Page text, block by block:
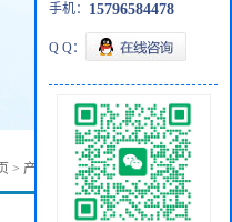
> 产品展厅 >无机化工
手机： 15796584478
Q Q：